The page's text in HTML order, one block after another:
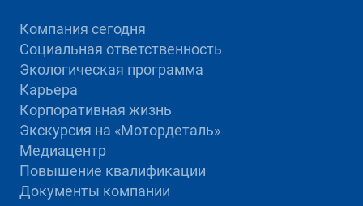
Компания сегодня
Социальная ответственность
Экологическая программа
Карьера
Корпоративная жизнь
Экскурсия на «Мотордеталь»
Медиацентр
Повышение квалификации
Документы компании